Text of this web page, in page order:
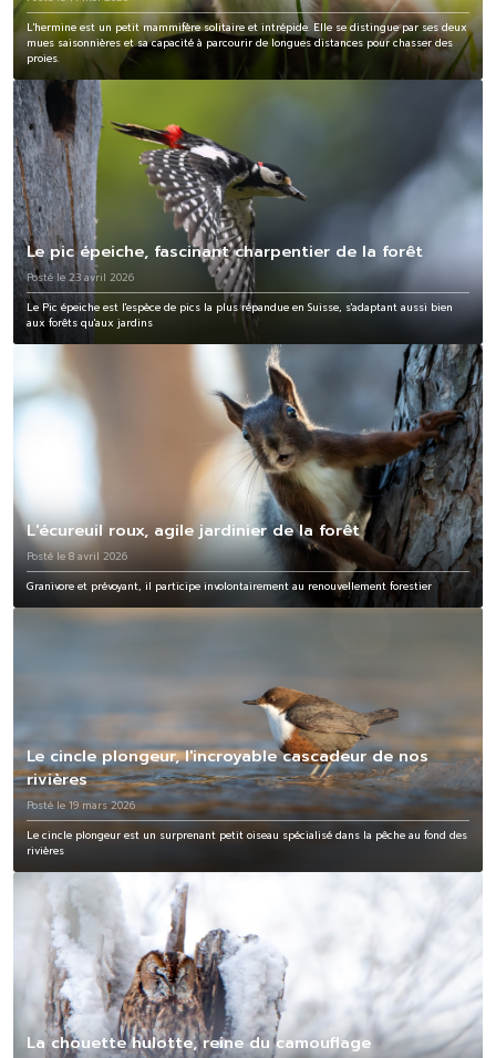
L'hermine est un petit mammifère solitaire et intrépide. Elle se distingue par ses deux
mues saisonnières et sa capacité à parcourir de longues distances pour chasser des
proies.
Le pic épeiche, fascinant charpentier de la forêt
Posté le 23 avril 2026
Le Pic épeiche est l'espèce de pics la plus répandue en Suisse, s'adaptant aussi bien
aux forêts qu'aux jardins
L'écureuil roux, agile jardinier de la forêt
Posté le 8 avril 2026
Granivore et prévoyant, il participe involontairement au renouvellement forestier
Le cincle plongeur, l'incroyable cascadeur de nos
rivières
Posté le 19 mars 2026
Le cincle plongeur est un surprenant petit oiseau spécialisé dans la pêche au fond des
rivières
La chouette hulotte, reine du camouflage